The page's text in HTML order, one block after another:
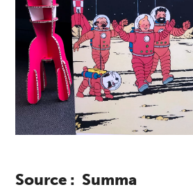
Source : Summa